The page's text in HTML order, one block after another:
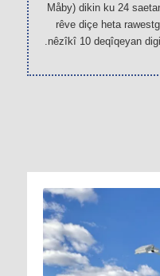
Måby) dikin ku 24
rêve diçe heta
nêzîkî 10 deqîqeyan